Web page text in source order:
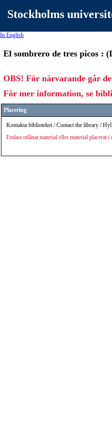
Stockholms
In English
El sombrero de tres picos :
OBS! För närvarande går
För mer information, se
Placering
Kontakta biblioteket / Contact the library /
Endast utlånat material eller material placerat i